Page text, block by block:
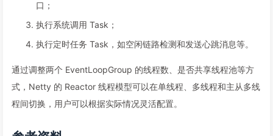
口；
执行系统调用 Task；
执行定时任务 Task，如空闲链路检测和发送心跳消息等。
通过调整两个 EventLoopGroup 的线程数、是否共享线程池等方
式，Netty 的 Reactor 线程模型可以在单线程、多线程和主从多线
程间切换，用户可以根据实际情况灵活配置。